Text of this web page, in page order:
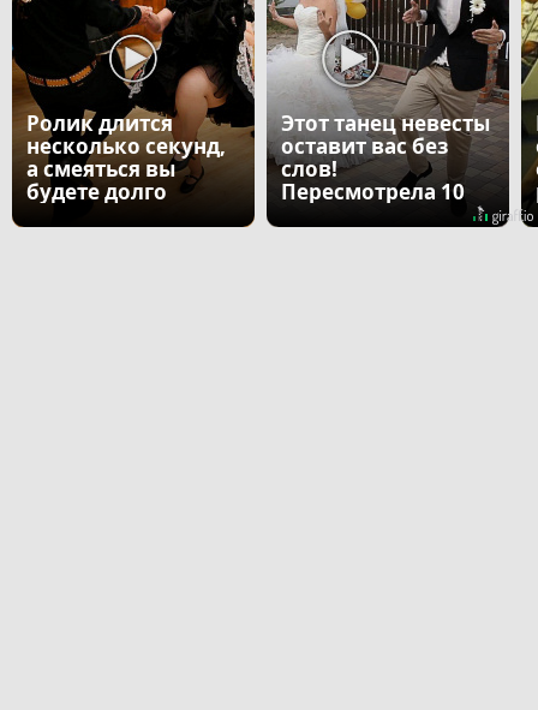
Ролик длится
несколько секунд,
а смеяться вы
будете долго
Этот танец невесты
оставит вас без
слов!
Пересмотрела 10